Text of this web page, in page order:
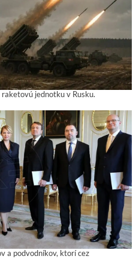
jednotku v Rusku.
a podvodníkov, ktorí cez